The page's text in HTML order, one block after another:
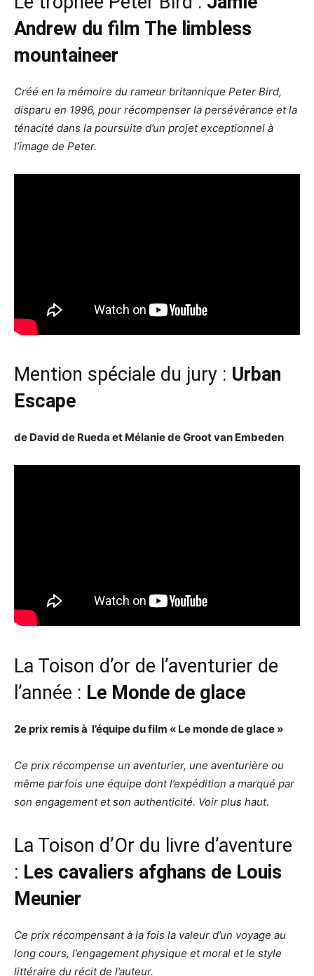
Andrew du film The limbless
mountaineer
Créé en la mémoire du rameur britannique Peter Bird,
disparu en 1996, pour récompenser la persévérance et la
ténacité dans la poursuite d’un projet exceptionnel à
l’image de Peter.
Mention spéciale du jury : Urban
Escape
de David de Rueda et Mélanie de Groot van Embeden
La Toison d’or de l’aventurier de
l’année : Le Monde de glace
2e prix remis à l’équipe du film « Le monde de glace »
Ce prix récompense un aventurier, une aventurière ou
même parfois une équipe dont l’expédition a marqué par
son engagement et son authenticité. Voir plus haut.
La Toison d’Or du livre d’aventure
: Les cavaliers afghans de Louis
Meunier
Ce prix récompensant à la fois la valeur d’un voyage au
long cours, l’engagement physique et moral et le style
littéraire du récit de l’auteur.